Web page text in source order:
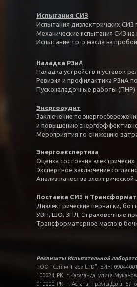
Наладка РЗиА
Наладка устройств и уставок
Ревизия и профилактика РЗиА
Пусконаладочные работы (ПНР)
Энергоаудит
Заключение по
и повышению
Мероприятия по снижению
Испытания СИЗ
Испытания диэлектричских СИЗ
Механические испытания СИЗ на
Испытание тр-р масла на пробой
Энергоэкспертиза
Оценка состояния электричесих
Экспертное заключение
Анализ качества электрической
Поставка СИЗ и
Диэлектрические перчатки,
УВН, ШО, ЗПЛ, Страховочные
Трансформаторное масло в
Реквизиты Испытательной
ТОО "Сенім Trade LTD", БИН:
100024, РК, г.Караганда, улица
010000, РК, г. Астана, пр.Улы Дала,